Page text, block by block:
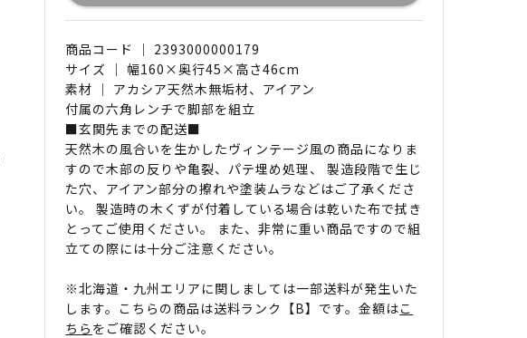
商品コード ｜ 2393000000179
サイズ ｜ 幅160×奥行45×高さ46cm
素材 ｜ アカシア天然木無垢材、アイアン
付属の六角レンチで脚部を組立
■玄関先までの配送■
天然木の風合いを生かしたヴィンテージ風の商品になりま
すので木部の反りや亀裂、パテ埋め処理、 製造段階で生じ
た穴、アイアン部分の擦れや塗装ムラなどはご了承くださ
い。 製造時の木くずが付着している場合は乾いた布で拭き
とってご使用ください。 また、非常に重い商品ですので組
立ての際には十分ご注意ください。
※北海道・九州エリアに関しましては一部送料が発生いた
します。こちらの商品は送料ランク【B】です。金額はこ
ちら をご確認ください。